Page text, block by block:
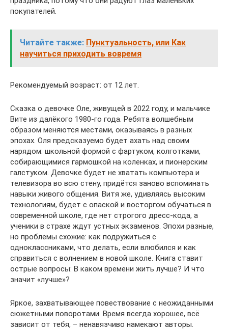
покупателей.
Читайте также: Пунктуальность, или Как
научиться приходить вовремя
Рекомендуемый возраст: от 12 лет.
Сказка о девочке Оле, живущей в 2022 году, и мальчике
Вите из далёкого 1980-го года. Ребята волшебным
образом меняются местами, оказываясь в разных
эпохах. Оля предсказуемо будет ахать над своим
нарядом: школьной формой с фартуком, колготками,
собирающимися гармошкой на коленках, и пионерским
галстуком. Девочке будет не хватать компьютера и
телевизора во всю стену, придётся заново вспоминать
навыки живого общения. Витя же, удивляясь высоким
технологиям, будет с опаской и восторгом обучаться в
современной школе, где нет строгого дресс-кода, а
ученики в страхе ждут устных экзаменов. Эпохи разные,
но проблемы схожие: как подружиться с
одноклассниками, что делать, если влюбился и как
справиться с волнением в новой школе. Книга ставит
острые вопросы: В каком времени жить лучше? И что
значит «лучше»?
Яркое, захватывающее повествование с неожиданными
сюжетными поворотами. Время всегда хорошее, всё
зависит от тебя, – ненавязчиво намекают авторы.